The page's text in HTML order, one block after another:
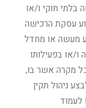
בלתי חוקי ו/או
עסקת הרכישה
מעשה או מחדל
ו/או בפעילותו
מקרה אשר בו,
ניהול תקין